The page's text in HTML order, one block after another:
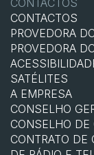
CONTACTOS
CONTACTOS
PROVEDORA
PROVEDORA
SATÉLITES
A EMPRESA
CONSELHO
CONSELHO DE
CONTRATO DE